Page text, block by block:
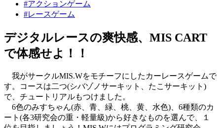
#アクションゲーム
#レースゲーム
デジタルレースの爽快感、MIS CART
で体感せよ！！
我がサークルMIS.Wをモチーフにしたカーレースゲームで
す。コースは二つ(シバゾノサーキット、たこサーキット)
で、チュートリアルもつけました。
6色のみすちゃん(赤、青、緑、桃、黄、水色)、6種類のカ
ート(各3研究会の重・軽量級)から好きなものを選んで、１